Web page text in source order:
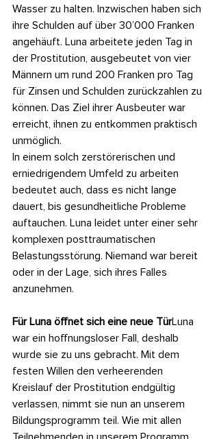
Wasser zu halten. Inzwischen haben sich
ihre Schulden auf über 30’000 Franken
angehäuft. Luna arbeitete jeden Tag in
der Prostitution, ausgebeutet von vier
Männern um rund 200 Franken pro Tag
für Zinsen und Schulden zurückzahlen zu
können. Das Ziel ihrer Ausbeuter war
erreicht, ihnen zu entkommen praktisch
unmöglich.
In einem solch zerstörerischen und
erniedrigendem Umfeld zu arbeiten
bedeutet auch, dass es nicht lange
dauert, bis gesundheitliche Probleme
auftauchen. Luna leidet unter einer sehr
komplexen posttraumatischen
Belastungsstörung. Niemand war bereit
oder in der Lage, sich ihres Falles
anzunehmen.
Für Luna öffnet sich eine neue TürLuna
war ein hoffnungsloser Fall, deshalb
wurde sie zu uns gebracht. Mit dem
festen Willen den verheerenden
Kreislauf der Prostitution endgültig
verlassen, nimmt sie nun an unserem
Bildungsprogramm teil. Wie mit allen
Teilnehmenden in unserem Programm,